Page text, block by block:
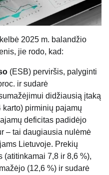
2025 m. balandžio
jie rodo, kad:
(ESB) perviršis, palyginti
ir sudarė
didžiausią įtaką
pirminių pajamų
deficitas padidėjo
– tai daugiausia nulėmė
Lietuvoje. Prekių
(atitinkamai 7,8 ir 8,6 %),
(12,6 %) ir sudarė